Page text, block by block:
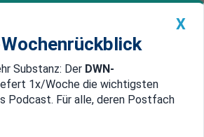
DWN: Geldanlage Premium
DWN-Magazin China
X
Substanz: Der DWN-
1x/Woche die wichtigsten
Podcast. Für alle, deren Postfach